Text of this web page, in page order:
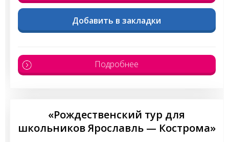
Добавить в закладки
Подробнее
«Рождественский тур для
школьников Ярославль — Кострома»